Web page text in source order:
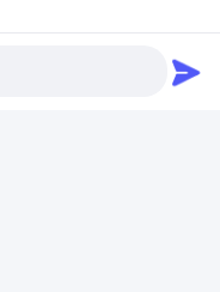
F, città di Tianan